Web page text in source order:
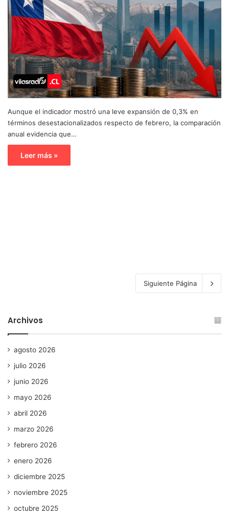
Aunque el indicador mostró una leve expansión de 0,3% en
términos desestacionalizados respecto de febrero, la comparación
anual evidencia que…
Leer más »
Siguiente Página
Archivos
agosto 2026
julio 2026
junio 2026
mayo 2026
abril 2026
marzo 2026
febrero 2026
enero 2026
diciembre 2025
noviembre 2025
octubre 2025